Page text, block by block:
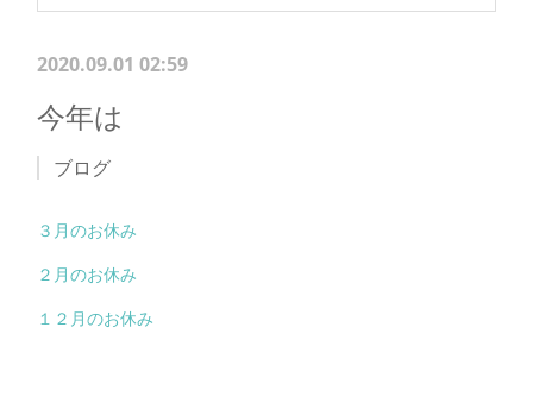
2020.09.01 02:59
今年は
ブログ
３月のお休み
２月のお休み
１２月のお休み